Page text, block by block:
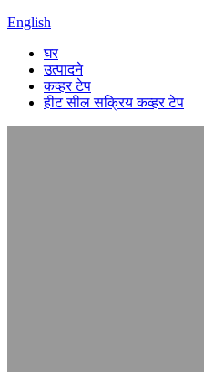
English
घर
उत्पादने
कव्हर टेप
हीट सील सक्रिय कव्हर टेप